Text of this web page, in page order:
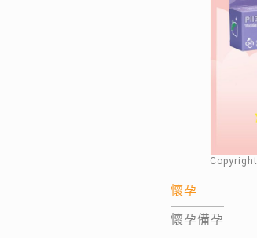
Copyright
懷孕
懷孕備孕